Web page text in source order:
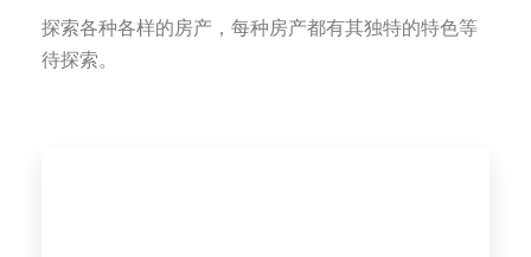
探索各种各样的房产，每种房产都有其独特的特色等
待探索。